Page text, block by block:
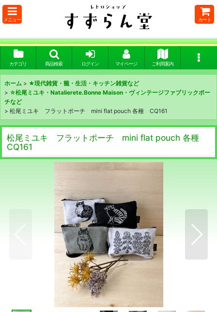
メニュー カート
カテゴリ 商品検索 ログイン マイページ ご利用案内
ホーム > ★現代雑貨・籠・生活・キッチン雑貨など
> ☆松尾ミユキ・Natalierete.Bonne Maison・ヴィンテージファブリックポー
チなど
> 松尾ミユキ フラットポーチ mini flat pouch 各種 CQ161
松尾ミユキ フラットポーチ mini flat pouch 各種
CQ161